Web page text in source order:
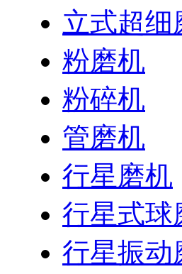
立式超细
粉磨机
粉碎机
管磨机
行星磨机
行星式球
行星振动